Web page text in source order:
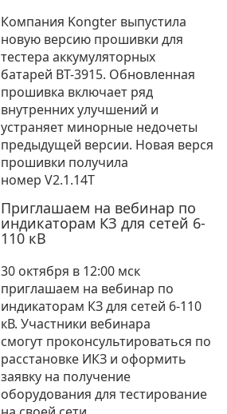
Компания Kongter выпустила
новую версию прошивки для
тестера аккумуляторных
батарей BT-3915. Обновленная
прошивка включает ряд
внутренних улучшений и
устраняет минорные недочеты
предыдущей версии. Новая верся
прошивки получила
номер V2.1.14T
Приглашаем на вебинар по
индикаторам КЗ для сетей 6-
110 кВ
30 октября в 12:00 мск
приглашаем на вебинар по
индикаторам КЗ для сетей 6-110
кВ. Участники вебинара
смогут проконсультироваться по
расстановке ИКЗ и оформить
заявку на получение
оборудования для тестирование